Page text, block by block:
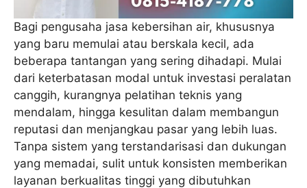
Bagi pengusaha jasa kebersihan air, khususnya
yang baru memulai atau berskala kecil, ada
beberapa tantangan yang sering dihadapi. Mulai
dari keterbatasan modal untuk investasi peralatan
canggih, kurangnya pelatihan teknis yang
mendalam, hingga kesulitan dalam membangun
reputasi dan menjangkau pasar yang lebih luas.
Tanpa sistem yang terstandarisasi dan dukungan
yang memadai, sulit untuk konsisten memberikan
layanan berkualitas tinggi yang dibutuhkan